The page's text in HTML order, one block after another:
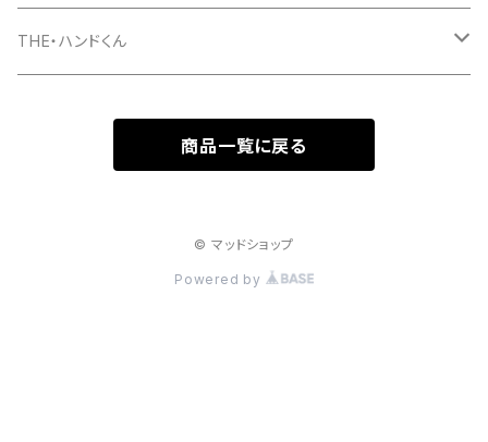
マグカップ
パーカー
スマホケース
長袖Ｔシャツ
Tシャツ
THE・ハンドくん
商品一覧に戻る
© マッドショップ
Powered by